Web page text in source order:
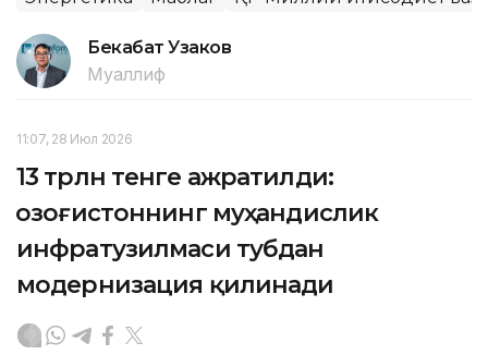
Бекабат Узаков
Муаллиф
11:07, 28 Июл 2026
13 трлн тенге ажратилди:
Қозоғистоннинг муҳандислик
инфратузилмаси тубдан
модернизация қилинади